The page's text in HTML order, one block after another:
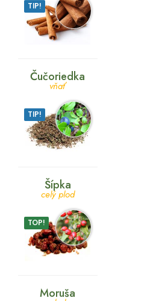
TIP!
Čučoriedka
vňať
TIP!
Šípka
celý plod
TOP!
Moruša